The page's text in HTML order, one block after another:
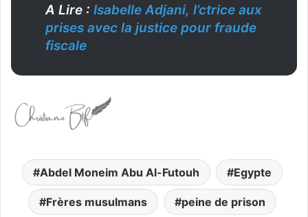
A Lire : Isabelle Adjani, l’ctrice aux
prises avec la justice pour fraude
fiscale
Abdel Moneim Abu Al-Futouh Egypte
Frères musulmans peine de prison